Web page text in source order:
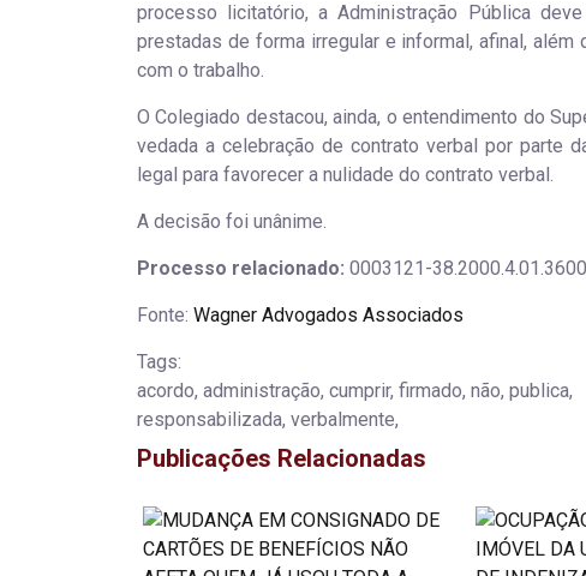
processo licitatório, a Administração Pública
prestadas de forma irregular e informal, afinal,
com o trabalho.
O Colegiado destacou, ainda, o entendimento do
vedada a celebração de contrato verbal por parte
legal para favorecer a nulidade do contrato verbal.
A decisão foi unânime.
Processo relacionado: 0003121-
Fonte: Wagner Advogados Associados
Tags:
acordo, administração, cumprir, firmado, não, publica,
responsabilizada, verbalmente,
Publicações Relacionadas